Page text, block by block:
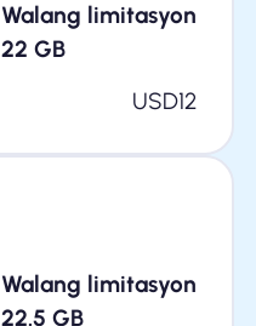
Walang limitasyon
22 GB
USD12
Walang limitasyon
22.5 GB